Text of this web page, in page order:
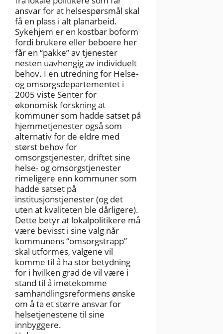
ansvar for at helsespørsmål skal
få en plass i alt planarbeid.
Sykehjem er en kostbar boform
fordi brukere eller beboere her
får en “pakke” av tjenester
nesten uavhengig av individuelt
behov. I en utredning for Helse-
og omsorgsdepartementet i
2005 viste Senter for
økonomisk forskning at
kommuner som hadde satset på
hjemmetjenester også som
alternativ for de eldre med
størst behov for
omsorgstjenester, driftet sine
helse- og omsorgstjenester
rimeligere enn kommuner som
hadde satset på
institusjonstjenester (og det
uten at kvaliteten ble dårligere).
Dette betyr at lokalpolitikere må
være bevisst i sine valg når
kommunens “omsorgstrapp”
skal utformes, valgene vil
komme til å ha stor betydning
for i hvilken grad de vil være i
stand til å imøtekomme
samhandlingsreformens ønske
om å ta et større ansvar for
helsetjenestene til sine
innbyggere.